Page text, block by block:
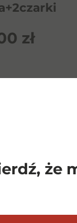
że
zł